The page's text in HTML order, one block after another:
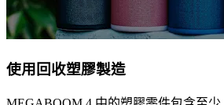
使用回收塑膠製造